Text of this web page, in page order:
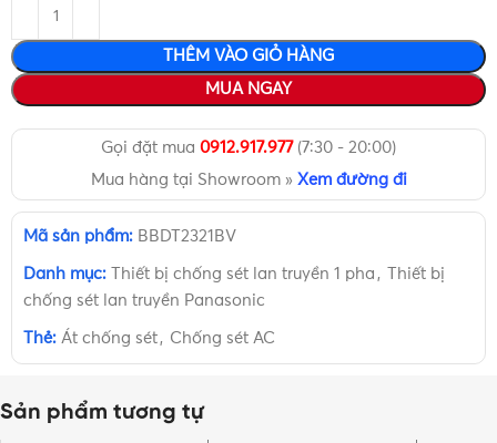
THÊM VÀO GIỎ HÀNG
MUA NGAY
Gọi đặt mua 0912.917.977(7:30 - 20:00)
Mua hàng tại Showroom » Xem đường đi
Mã sản phẩm: BBDT2321BV
Danh mục: Thiết bị chống sét lan truyền 1 pha ,
Thiết bị
chống sét lan truyền Panasonic
Thẻ: Át chống sét, Chống sét AC
Sản phẩm tương tự